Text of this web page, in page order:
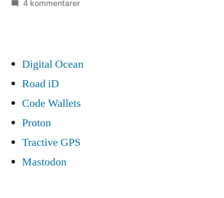
4 kommentarertill
Digital Ocean
Road iD
Code Wallets
Proton
Tractive GPS
Mastodon